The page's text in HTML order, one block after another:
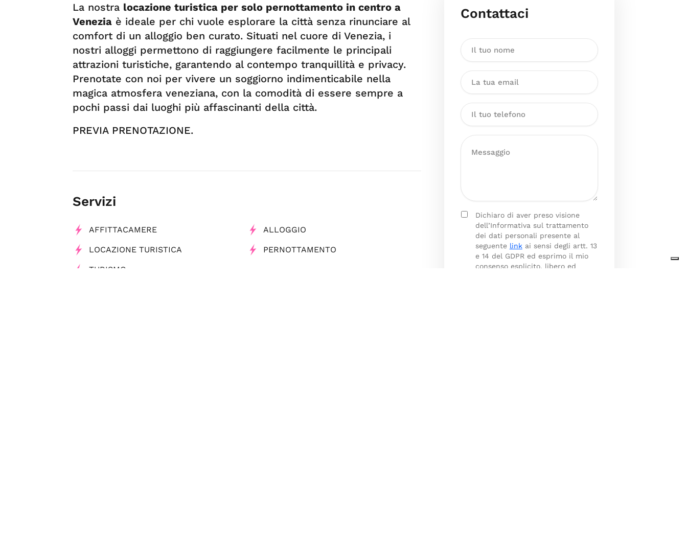
La nostra locazione turistica per solo pernottamento in centro a
Venezia è ideale per chi vuole esplorare la città senza rinunciare al
comfort di un alloggio ben curato. Situati nel cuore di Venezia, i
nostri alloggi permettono di raggiungere facilmente le principali
attrazioni turistiche, garantendo al contempo tranquillità e privacy.
Prenotate con noi per vivere un soggiorno indimenticabile nella
magica atmosfera veneziana, con la comodità di essere sempre a
pochi passi dai luoghi più affascinanti della città.
PREVIA PRENOTAZIONE.
Servizi
AFFITTACAMERE ALLOGGIO
LOCAZIONE TURISTICA PERNOTTAMENTO
TURISMO
Contattaci
Dichiaro di aver preso visione
dell’Informativa sul trattamento
dei dati personali presente al
seguente linkai sensi degli artt. 13
e 14 del GDPR ed esprimo il mio
consenso esplicito, libero ed